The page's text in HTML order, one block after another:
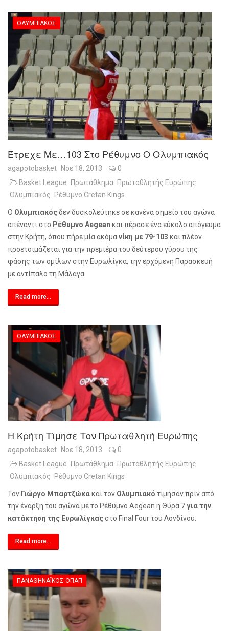
ΟΛΥΜΠΙΑΚΌΣ
Έτρεχε Με…103 Στο Ρέθυμνο Ο Ολυμπιακός
agapotobasket Νοε 18, 2013
0
Basket League
Πρωτάθλημα
Πρωταθλητής Ευρώπης
Ολυμπιακός
Ρέθυμνο Cretan Kings
Ο Ολυμπιακόςδεν δυσκολεύτηκε σε κανένα σημείο του αγώνα
απέναντι στο Ρέθυμνο Aegean και πέρασε ένα εύκολο απόγευμα
στην Κρήτη, όπου πήρε μία ακόμανίκη με 79-103 και πλέον
προετοιμάζεται για την πρεμιέρα του δεύτερου γύρου της
φάσης των ομίλων στην Ευρωλίγκα, την ερχόμενη Παρασκευή
με αντίπαλο τη Μάλαγα.
Read more...
ΟΛΥΜΠΙΑΚΌΣ
Η Κρήτη Τίμησε Τον Πρωταθλητή Ευρώπης
agapotobasket Νοε 18, 2013
0
Basket League Πρωτάθλημα Πρωταθλητής Ευρώπης
Ολυμπιακός Ρέθυμνο Cretan Kings
Τον Γιώργο Μπαρτζώκακαι τον Ολυμπιακό τίμησαν πριν από
την έναρξη του αγώνα με το Ρέθυμνο Aegean η Θύρα 7για την
κατάκτηση της Ευρωλίγκαςστο Final Fourτου Λονδίνου.
Read more...
ΠΑΝΑΘΗΝΑΪΚΌΣ ΟΠΑΠ